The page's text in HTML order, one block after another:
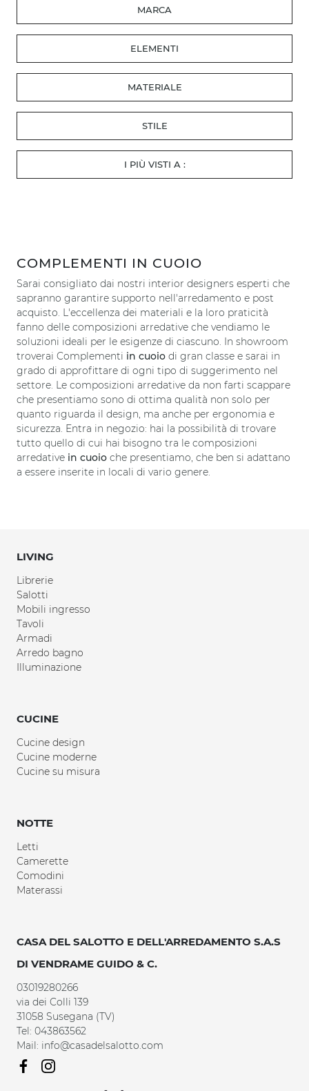
MARCA
ELEMENTI
MATERIALE
STILE
I PIÙ VISTI A :
COMPLEMENTI IN CUOIO
Sarai consigliato dai nostri interior designers esperti che
sapranno garantire supporto nell'arredamento e post
acquisto. L'eccellenza dei materiali e la loro praticità
fanno delle composizioni arredative che vendiamo le
soluzioni ideali per le esigenze di ciascuno. In showroom
troverai Complementi in cuoio di gran classe e sarai in
grado di approfittare di ogni tipo di suggerimento nel
settore. Le composizioni arredative da non farti scappare
che presentiamo sono di ottima qualità non solo per
quanto riguarda il design, ma anche per ergonomia e
sicurezza. Entra in negozio: hai la possibilità di trovare
tutto quello di cui hai bisogno tra le composizioni
arredative in cuoio che presentiamo, che ben si adattano
a essere inserite in locali di vario genere.
LIVING
Librerie
Salotti
Mobili ingresso
Tavoli
Armadi
Arredo bagno
Illuminazione
CUCINE
Cucine design
Cucine moderne
Cucine su misura
NOTTE
Letti
Camerette
Comodini
Materassi
CASA DEL SALOTTO E DELL'ARREDAMENTO S.A.S
DI VENDRAME GUIDO & C.
03019280266
via dei Colli 139
31058 Susegana (TV)
Tel: 043863562
Mail: info@casadelsalotto.com